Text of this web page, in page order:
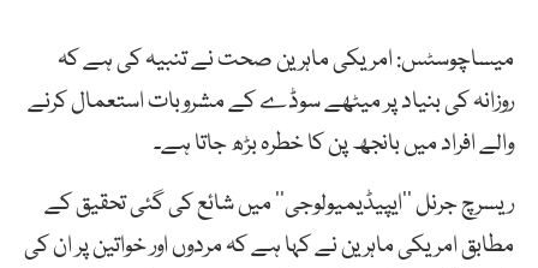
میساچوسٹس: امریکی ماہرین صحت نے تنبیہ کی ہے کہ
روزانہ کی بنیاد پر میٹھے سوڈے کے مشروبات استعمال کرنے
والے افراد میں بانجھ پن کا خطرہ بڑھ جاتا ہے۔
ریسرچ جرنل ’’ایپیڈیمیولوجی‘‘ میں شائع کی گئی تحقیق کے
مطابق امریکی ماہرین نے کہا ہے کہ مردوں اور خواتین پر ان کی